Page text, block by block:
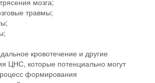
мозга;
травмы;
кровотечение и другие
ЦНС, которые потенциально могут
формирования